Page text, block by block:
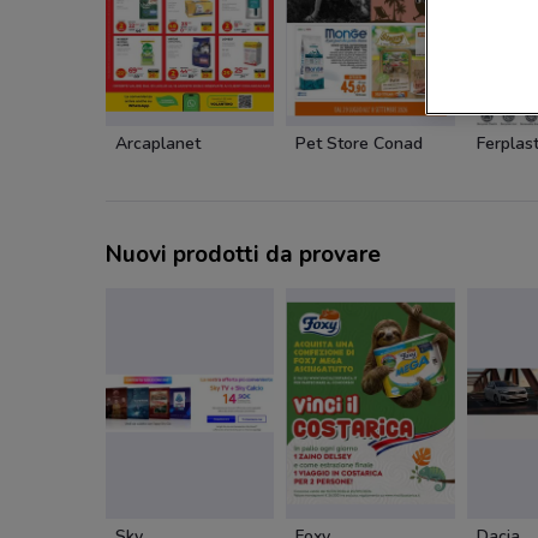
Arcaplanet Pet Store Conad Ferplast
Nuovi prodotti da provare